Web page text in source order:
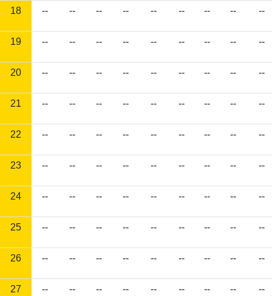
18 -- -- -- -- -- -- -- -- --
19 -- -- -- -- -- -- -- -- --
20 -- -- -- -- -- -- -- -- --
21 -- -- -- -- -- -- -- -- --
22 -- -- -- -- -- -- -- -- --
23 -- -- -- -- -- -- -- -- --
24 -- -- -- -- -- -- -- -- --
25 -- -- -- -- -- -- -- -- --
26 -- -- -- -- -- -- -- -- --
27 -- -- -- -- -- -- -- -- --